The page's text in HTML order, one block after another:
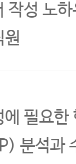
작성 노
원
필요
분석과